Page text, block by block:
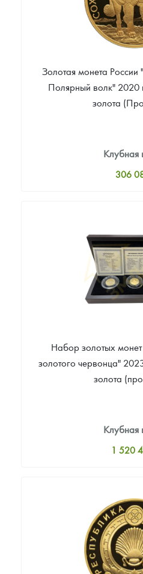
Золотая монета
Полярный волк" 2020
золота
Клубная
306
Набор золотых
золотого червонца"
золота
Клубная
1 520
Цена